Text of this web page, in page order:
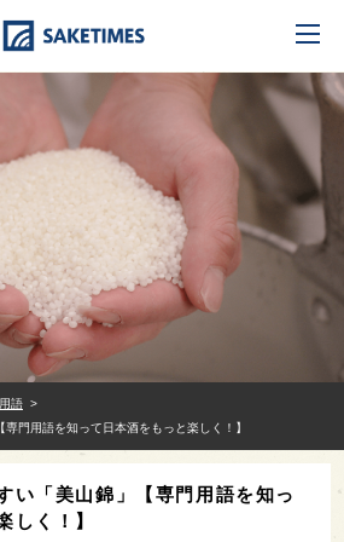
語
門用語を知って日本酒をもっと楽しく！】
い「美山錦」【専門用語を知っ
しく！】